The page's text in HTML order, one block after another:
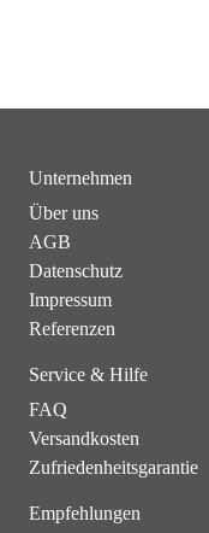
Unternehmen
Über uns
AGB
Datenschutz
Impressum
Referenzen
Service & Hilfe
FAQ
Versandkosten
Zufriedenheitsgarantie
Empfehlungen